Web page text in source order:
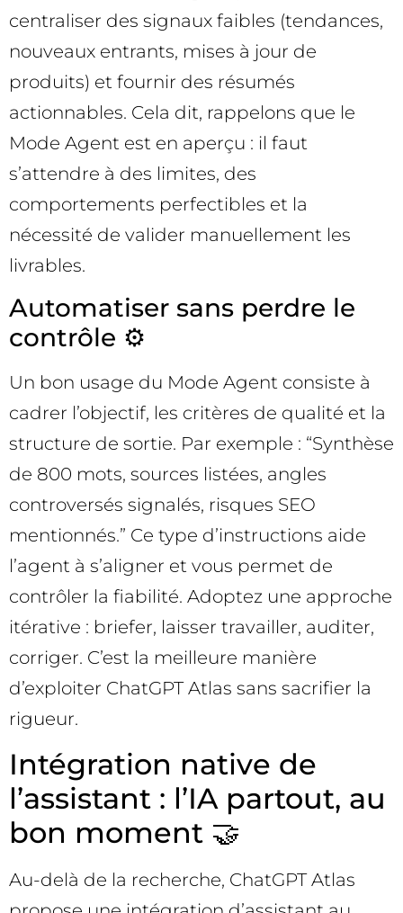
centraliser des signaux faibles (tendances,
nouveaux entrants, mises à jour de
produits) et fournir des résumés
actionnables. Cela dit, rappelons que le
Mode Agent est en aperçu : il faut
s’attendre à des limites, des
comportements perfectibles et la
nécessité de valider manuellement les
livrables.
Automatiser sans perdre le
contrôle ⚙️
Un bon usage du Mode Agent consiste à
cadrer l’objectif, les critères de qualité et la
structure de sortie. Par exemple : “Synthèse
de 800 mots, sources listées, angles
controversés signalés, risques SEO
mentionnés.” Ce type d’instructions aide
l’agent à s’aligner et vous permet de
contrôler la fiabilité. Adoptez une approche
itérative : briefer, laisser travailler, auditer,
corriger. C’est la meilleure manière
d’exploiter ChatGPT Atlas sans sacrifier la
rigueur.
Intégration native de
l’assistant : l’IA partout, au
bon moment 🤝
Au-delà de la recherche, ChatGPT Atlas